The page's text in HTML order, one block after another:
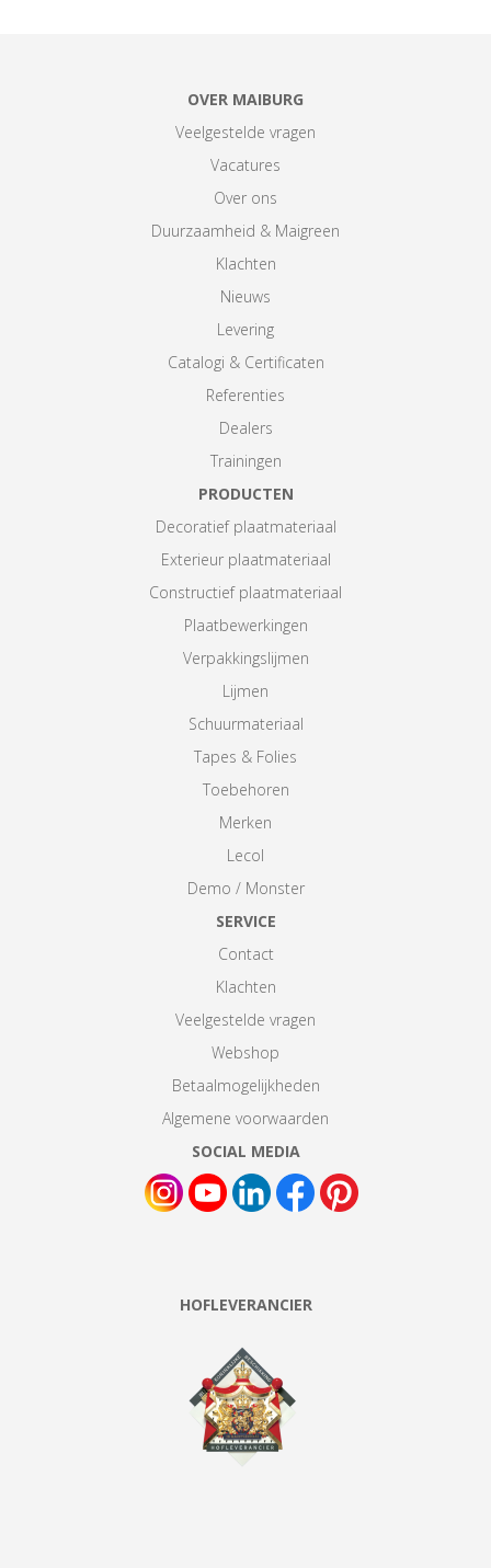
OVER MAIBURG
Veelgestelde vragen
Vacatures
Over ons
Duurzaamheid & Maigreen
Klachten
Nieuws
Levering
Catalogi & Certificaten
Referenties
Dealers
Trainingen
PRODUCTEN
Decoratief plaatmateriaal
Exterieur plaatmateriaal
Constructief plaatmateriaal
Plaatbewerkingen
Verpakkingslijmen
Lijmen
Schuurmateriaal
Tapes & Folies
Toebehoren
Merken
Lecol
Demo / Monster
SERVICE
Contact
Klachten
Veelgestelde vragen
Webshop
Betaalmogelijkheden
Algemene voorwaarden
SOCIAL MEDIA
HOFLEVERANCIER